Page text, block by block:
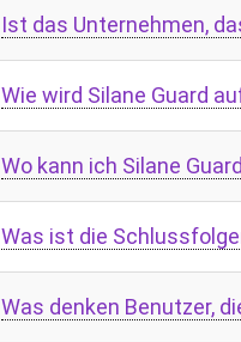
Ist das Unternehmen,
Wie wird Silane Guard
Wo kann ich Silane
Was ist die
Was denken Benutzer,